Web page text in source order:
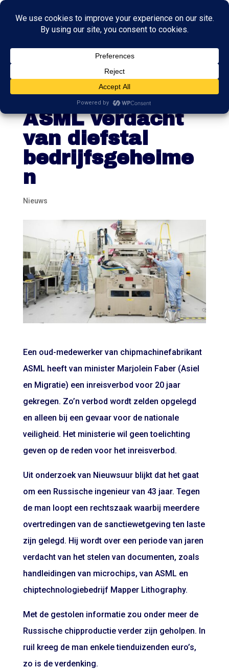
Russische oud-
medewerker
ASML verdacht
van diefstal
bedrijfsgeheime
n
Nieuws
Een oud-medewerker van chipmachinefabrikant
ASML heeft van minister Marjolein Faber (Asiel
en Migratie) een inreisverbod voor 20 jaar
gekregen. Zo’n verbod wordt zelden opgelegd
en alleen bij een gevaar voor de nationale
veiligheid. Het ministerie wil geen toelichting
geven op de reden voor het inreisverbod.
Uit onderzoek van Nieuwsuur blijkt dat het gaat
om een Russische ingenieur van 43 jaar. Tegen
de man loopt een rechtszaak waarbij meerdere
overtredingen van de sanctiewetgeving ten laste
zijn gelegd. Hij wordt over een periode van jaren
verdacht van het stelen van documenten, zoals
handleidingen van microchips, van ASML en
chiptechnologiebedrijf Mapper Lithography.
Met de gestolen informatie zou onder meer de
Russische chipproductie verder zijn geholpen. In
ruil kreeg de man enkele tienduizenden euro’s,
zo is de verdenking.